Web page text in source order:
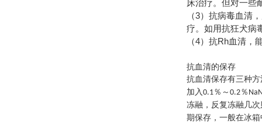
床治疗。但对一些
（3）抗病毒血清
疗。如用抗狂犬病
（4）抗Rh血清，
抗血清的保存
抗血清保存有三种
加入0.1％～ 0.2％
冻融，反复冻融几
期保存，一般在冰箱